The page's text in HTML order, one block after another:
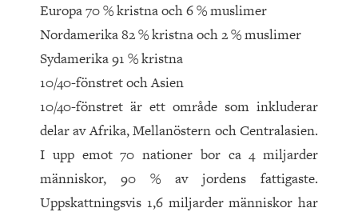
Europa 70 % kristna och 6 % muslimer
Nordamerika 82 % kristna och 2 % muslimer
Sydamerika 91 % kristna
10/40-fönstret och Asien
10/40-fönstret är ett område som inkluderar
delar av Afrika, Mellanöstern och Centralasien.
I upp emot 70 nationer bor ca 4 miljarder
människor, 90 % av jordens fattigaste.
Uppskattningsvis 1,6 miljarder människor har